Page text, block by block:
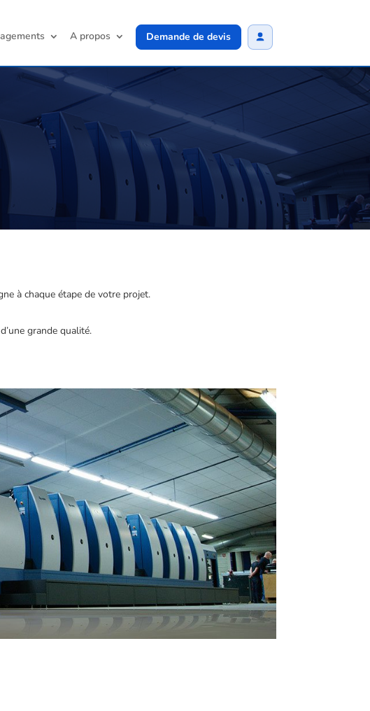
A propos Demande de devis
à chaque étape de votre projet.
grande qualité.